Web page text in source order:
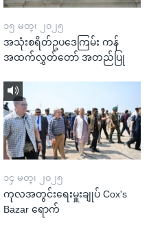
၁၅ မတ္၊ ၂၀၂၅
အသုံးစရိတ်ဥပဒေကြမ်း ကန်
အထက်လွှတ်တော် အတည်ပြု
၁၄ မတ္၊ ၂၀၂၅
ကုလအတွင်းရေးမှူးချုပ် Cox's
Bazar ရောက်